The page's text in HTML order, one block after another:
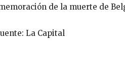
de la muerte de
uente: La Capital